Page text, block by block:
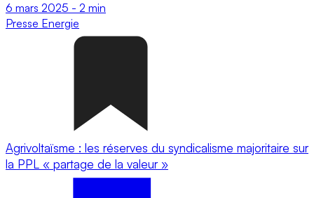
6 mars 2025 - 2 min
Presse Energie
Agrivoltaïsme : les réserves du syndicalisme majoritaire sur
la PPL « partage de la valeur »